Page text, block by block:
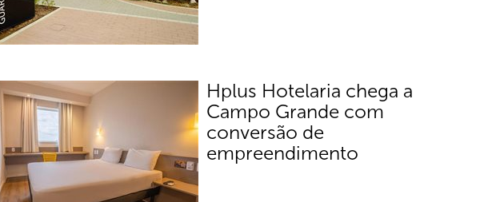
Hplus Hotelaria chega a
Campo Grande com
conversão de
empreendimento